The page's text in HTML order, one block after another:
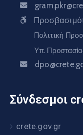
Πολιτική
Υπ.
Σύνδεσμοι
crete.gov.gr